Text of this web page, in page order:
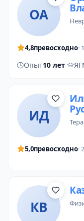
ОА
4,8превосходно·
Опыт10 лет·
ИД
5,0превосходно·
КВ